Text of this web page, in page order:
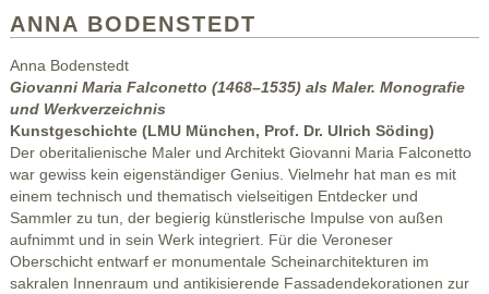
ANNA BODENSTEDT
Anna Bodenstedt
Giovanni Maria Falconetto (1468–1535) als Maler. Monografie
und Werkverzeichnis
Kunstgeschichte (LMU München, Prof. Dr. Ulrich Söding)
Der oberitalienische Maler und Architekt Giovanni Maria Falconetto
war gewiss kein eigenständiger Genius. Vielmehr hat man es mit
einem technisch und thematisch vielseitigen Entdecker und
Sammler zu tun, der begierig künstlerische Impulse von außen
aufnimmt und in sein Werk integriert. Für die Veroneser
Oberschicht entwarf er monumentale Scheinarchitekturen im
sakralen Innenraum und antikisierende Fassadendekorationen zur